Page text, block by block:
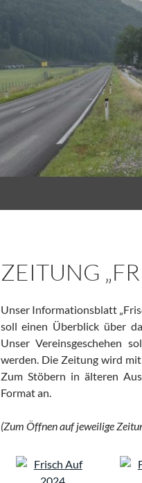
ZEITUNG
Unser Informationsblatt
soll einen Überblick über
Unser Vereinsgeschehen
werden. Die Zeitung wird
Zum Stöbern in älteren
Format an.
(Zum Öffnen auf jeweilige